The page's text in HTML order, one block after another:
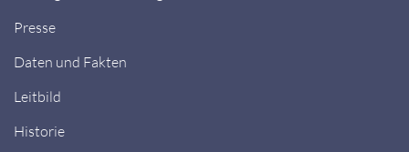
Presse
Daten und Fakten
Leitbild
Historie